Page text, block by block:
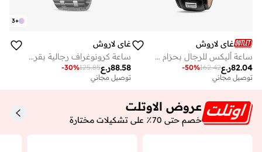
غاي لاروش
ساعة أليكس للرجال بحزام جلد طبيعي أسود ٤٢ مم ٥ ضغط جوي
ر.ع82.04
162.42
-50%
توصيل مجاني
على وشك النفاد
+
3
غاي لاروش
ساعة كرونوغراف رجالية بقرص أخضر وسوار معدني فضي مقاس 41 مم
ر.ع88.58
125.85
-30%
توصيل مجاني
عروض الاوتلت
خصم حتى 70٪ على تشكيلات مختارة